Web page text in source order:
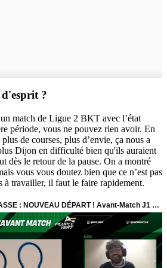
?
match de Ligue 2 BKT avec l’état
période, vous ne pouvez rien avoir. En
de courses, plus d’envie, ça nous a
Dijon en difficulté bien qu'ils auraient
dès le retour de la pause. On a montré
vous vous doutez bien que ce n’est pas
à travailler, il faut le faire rapidement.